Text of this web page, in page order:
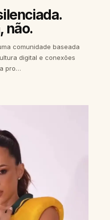
não.
comunidade baseada
digital e conexões
pro…